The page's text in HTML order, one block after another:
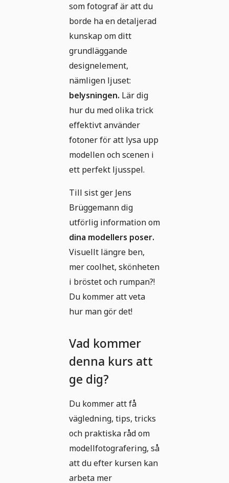
som fotograf är att du
borde ha en detaljerad
kunskap om ditt
grundläggande
designelement,
nämligen ljuset:
belysningen. Lär dig
hur du med olika trick
effektivt använder
fotoner för att lysa upp
modellen och scenen i
ett perfekt ljusspel.
Till sist ger Jens
Brüggemann dig
utförlig information om
dina modellers poser.
Visuellt längre ben,
mer coolhet, skönheten
i bröstet och rumpan?!
Du kommer att veta
hur man gör det!
Vad kommer
denna kurs att
ge dig?
Du kommer att få
vägledning, tips, tricks
och praktiska råd om
modellfotografering, så
att du efter kursen kan
arbeta mer